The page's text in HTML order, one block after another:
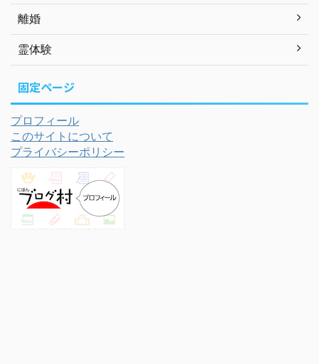
離婚
霊体験
固定ページ
プロフィール
このサイトについて
プライバシーポリシー